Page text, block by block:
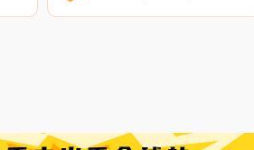
finanzas, las finanzas